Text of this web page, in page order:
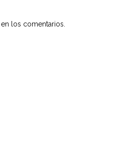
los comentarios.